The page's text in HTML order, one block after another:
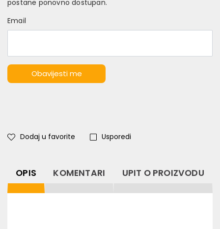
postane ponovno dostupan.
Email
Obavijesti me
Dodaj u favorite Usporedi
OPIS KOMENTARI UPIT O PROIZVODU